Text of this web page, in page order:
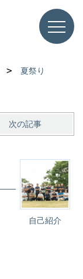
夏祭り
次の記事
自己紹介